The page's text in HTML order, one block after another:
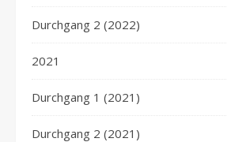
Durchgang 2 (2022)
2021
Durchgang 1 (2021)
Durchgang 2 (2021)